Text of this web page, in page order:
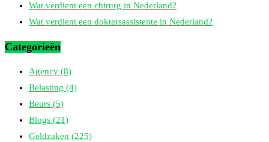
Wat verdient een chirurg in Nederland?
Wat verdient een doktersassistente in Nederland?
Categorieën
Agency (8)
Belasting (4)
Beurs (5)
Blogs (21)
Geldzaken (225)